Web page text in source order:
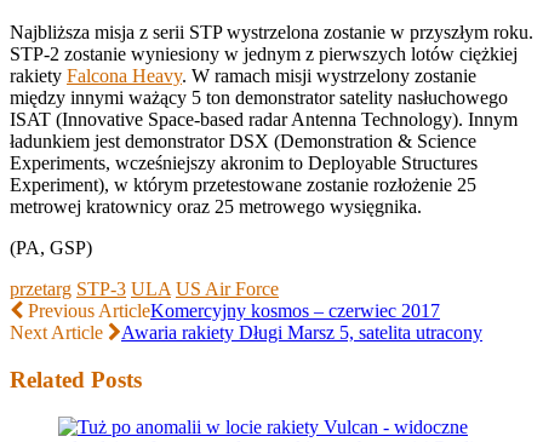
Najbliższa misja z serii STP wystrzelona zostanie w przyszłym roku.
STP-2 zostanie wyniesiony w jednym z pierwszych lotów ciężkiej
rakiety Falcona Heavy. W ramach misji wystrzelony zostanie
między innymi ważący 5 ton demonstrator satelity nasłuchowego
ISAT (Innovative Space-based radar Antenna Technology). Innym
ładunkiem jest demonstrator DSX (Demonstration & Science
Experiments, wcześniejszy akronim to Deployable Structures
Experiment), w którym przetestowane zostanie rozłożenie 25
metrowej kratownicy oraz 25 metrowego wysięgnika.
(PA, GSP)
przetarg STP-3 ULA US Air Force
Previous ArticleKomercyjny kosmos – czerwiec 2017
Next Article
Awaria rakiety Długi Marsz 5, satelita utracony
Related Posts